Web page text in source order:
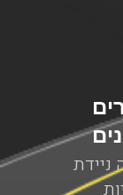
ניידת